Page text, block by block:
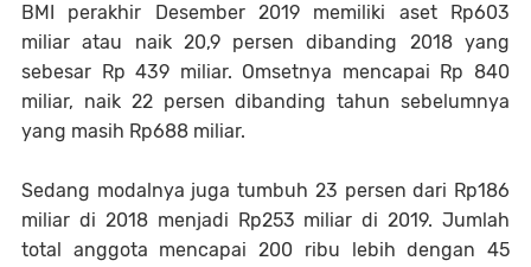
BMI perakhir Desember 2019 memiliki aset Rp603
miliar atau naik 20,9 persen dibanding 2018 yang
sebesar Rp 439 miliar. Omsetnya mencapai Rp 840
miliar, naik 22 persen dibanding tahun sebelumnya
yang masih Rp688 miliar.
Sedang modalnya juga tumbuh 23 persen dari Rp186
miliar di 2018 menjadi Rp253 miliar di 2019. Jumlah
total anggota mencapai 200 ribu lebih dengan 45